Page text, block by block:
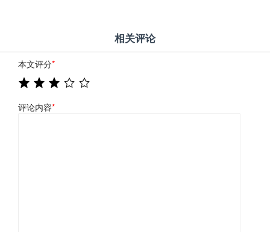
相关评论
本文评分*
评论内容*